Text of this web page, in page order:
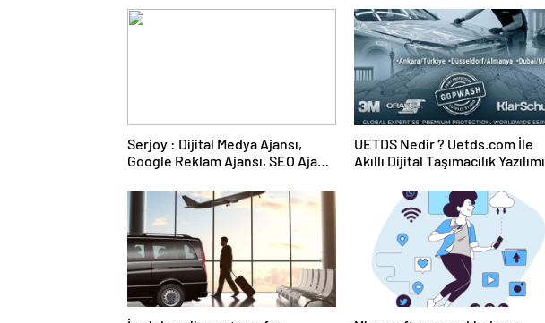
Serjoy : Dijital Medya Ajansı,
Google Reklam Ajansı, SEO Ajansı
UETDS Nedir ? Uetds.com İle
Akıllı Dijital Taşımacılık Yazılımı